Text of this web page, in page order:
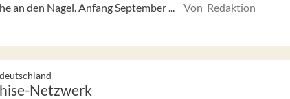
an den Nagel. Anfang September ... Von Redaktion
Netzwerk